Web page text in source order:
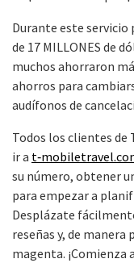
Durante este
de 17 MILLONES de
muchos ahorraron
ahorros para
audífonos de
Todos los clientes de
ir a
su número, obtener
para empezar a
Desplázate
reseñas y, de
magenta. ¡Comienza